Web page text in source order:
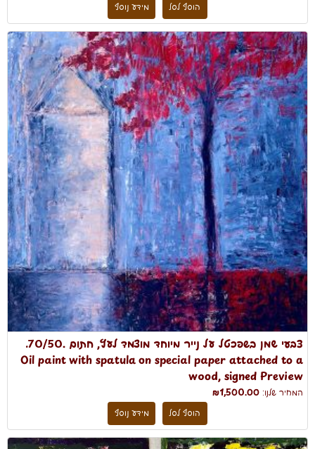
הוסף לסל
מידע נוסף
צבעי שמן בשפכטל על נייר מיוחד מוצמד לעץ, חתום .70/50.
Oil paint with spatula on special paper attached to a
wood, signed Preview
המחיר שלנו: ₪1,500.00
הוסף לסל
מידע נוסף